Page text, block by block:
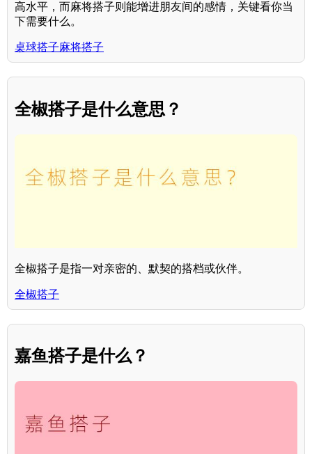
高水平，而麻将搭子则能增进朋友间的感情，关键看你当
下需要什么。
桌球搭子麻将搭子
全椒搭子是什么意思？
全椒搭子是指一对亲密的、默契的搭档或伙伴。
全椒搭子
嘉鱼搭子是什么？